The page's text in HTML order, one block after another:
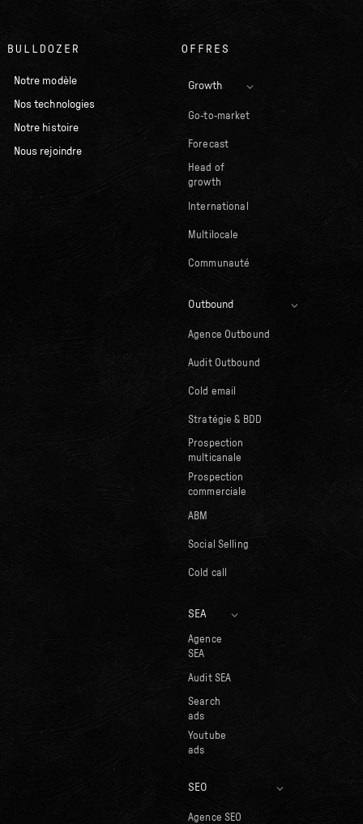
BULLDOZER
Notre modèle
Nos technologies
Notre histoire
Nous rejoindre
OFFRES
Growth
Go-to-market
Forecast
Head of
growth
International
Multilocale
Communauté
Outbound
Agence Outbound
Audit Outbound
Cold email
Stratégie & BDD
Prospection
multicanale
Prospection
commerciale
ABM
Social Selling
Cold call
SEA
Agence
SEA
Audit SEA
Search
ads
Youtube
ads
SEO
Agence SEO